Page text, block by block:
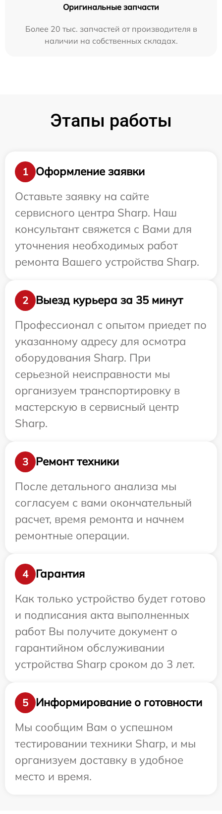
Оригинальные запчасти
Более 20 тыс. запчастей от производителя в
наличии на собственных складах.
Этапы работы
1
Оформление заявки
Оставьте заявку на сайте
сервисного центра Sharp. Наш
консультант свяжется с Вами для
уточнения необходимых работ
ремонта Вашего устройства Sharp.
2
Выезд курьера за 35 минут
Профессионал с опытом приедет по
указанному адресу для осмотра
оборудования Sharp. При
серьезной неисправности мы
организуем транспортировку в
мастерскую в сервисный центр
Sharp.
3
Ремонт техники
После детального анализа мы
согласуем с вами окончательный
расчет, время ремонта и начнем
ремонтные операции.
4
Гарантия
Как только устройство будет готово
и подписания акта выполненных
работ Вы получите документ о
гарантийном обслуживании
устройства Sharp сроком до 3 лет.
5
Информирование о готовности
Мы сообщим Вам о успешном
тестировании техники Sharp, и мы
организуем доставку в удобное
место и время.